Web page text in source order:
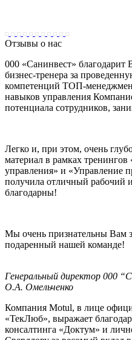
Отзывы о нас
000 «Санинвест» благодарит
бизнес-тренера за
компетенций ТОП-
навыков управления
потенциала сотрудников,
Легко и, при этом, очень
материал в рамках
управления» и «Управление
получила отличный рабочий
благодарны!
Мы очень признательны Вам
подаренный нашей команде!
Генеральный директор 000
О.А. Омельченко
Компания Motul, в лице
«ТекЛюб», выражает
консалтинга «Доктум» и